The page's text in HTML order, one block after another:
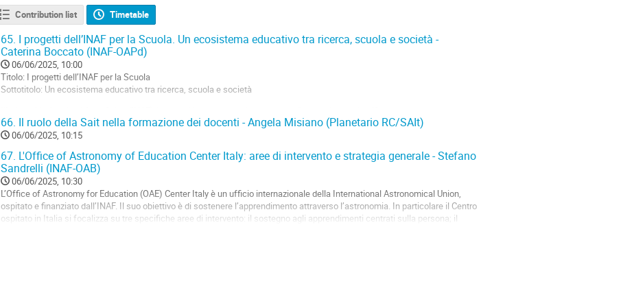
Contribution list Timetable
65. I progetti dell’INAF per la Scuola. Un ecosistema educativo tra ricerca, scuola e società -
Caterina Boccato (INAF-OAPd)
06/06/2025, 10:00
Titolo: I progetti dell’INAF per la Scuola
Sottotitolo: Un ecosistema educativo tra ricerca, scuola e società
gamma di iniziative rivolte al mondo scolastico. Tra queste, spiccano tre portali che offrono risorse didattiche innovative e
accessibili:
EduINAF, un...
Go
to
contribution
page
66. Il ruolo della Sait nella formazione dei docenti - Angela Misiano (Planetario RC/SAIt)
06/06/2025, 10:15
67. L'Office of Astronomy of Education Center Italy: aree di intervento e strategia generale - Stefano
Sandrelli (INAF-OAB)
06/06/2025, 10:30
L’Office of Astronomy for Education (OAE) Center Italy è un ufficio internazionale della International Astronomical Union,
ospitato e finanziato dall’INAF. Il suo obiettivo è di sostenere l’apprendimento attraverso l’astronomia. In particolare il Centro
ospitato in Italia si focalizza su tre specifiche aree di intervento: il sostegno agli apprendimenti centrati sulla persona; il